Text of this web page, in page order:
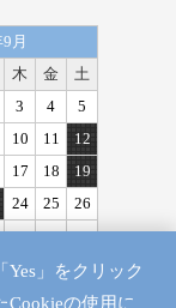
月
木 金
土
3 4
5
10 11
12
17 18
19
24 25
26
」をクリック
Cookieの使用に